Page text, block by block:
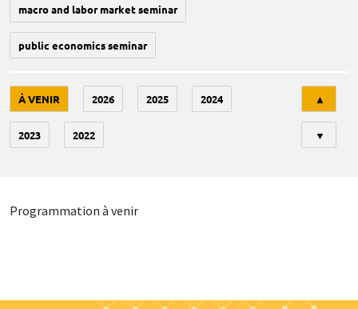
macro and labor market seminar
public economics seminar
À VENIR 2026 2025 2024
2023 2022
▲
▼
Programmation à venir